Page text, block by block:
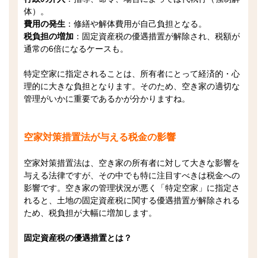
体）。
費用の発生 ：修繕や解体費用が自己負担となる。
税負担の増加 ：固定資産税の優遇措置が解除され、税額が
通常の6倍になるケースも。
特定空家に指定されることは、所有者にとって経済的・心
理的に大きな負担となります。そのため、空き家の適切な
管理がいかに重要であるかが分かりますね。
空家対策措置法が与える税金の影響
空家対策措置法は、空き家の所有者に対して大きな影響を
与える法律ですが、その中でも特に注目すべきは税金への
影響です。空き家の管理状況が悪く「特定空家」に指定さ
れると、土地の固定資産税に関する優遇措置が解除される
ため、税負担が大幅に増加します。
固定資産税の優遇措置とは？